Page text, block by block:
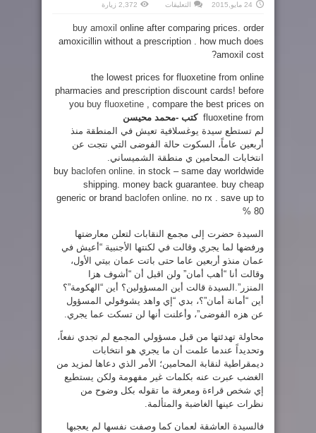
24 مايو,2015
التعليقات
بعيون
مغلقة
2,372 زيارة
buy amoxil online after comparing prices. order
amoxicillin without a prescription . how much does
amoxil cost?
the lowest prices for fluoxetine from online
pharmacies and prescription discount cards! before
you buy fluoxetine , compare the best prices on
fluoxetine from كتب -محمد محيسن
لم تستطع سيدة يوغسلافية تعيش في المنطقة منذ
أربعين عاماً، السكوت حالة الفوضى التي نتجت عن
انتخابات المحامين ي منطقة الشميساني.
buy baclofen online. in stock – same day worldwide
shipping. money back guarantee. buy cheap
generic or brand baclofen online. no rx . save up to
80 %
السيدة حضرت إلى مجمع النقابات لتعلن معارضتها
ورفضها لما يجري وقالت في لكنتها الأجنبية “أعيش في
عمان منذو أربعين عاما حتى باتت عمان بيتي الأول،
وقالت أنا “أهب أمان” ولن اقبل أن “أشوف هزا
المنزر”.السيدة قالت أين المسؤولين؟ أين “الهكومة”؟
أين “أمانة أمان”؟، بدي “إي واهد يشوفولي المسؤول
عن هزه الفوضى”، وأعلنت أنها لن تسكت عما يجري.
محاولة تهدئتها من قبل مسؤولي المجمع لم تجدي نفعاً،
وتحديداً عندما علمت أن ما يجري هو انتخابات
ديمقراطية لنقابة المحامين؛ الأمر الذي دعاها لمزيد من
الغضب عبرت عنه بكلمات غير مفهومة ولكن يستطيع
إي شخص قراءة ومعرفة ما تقوله بكل وضوح من
نظرات عينها الغاضبة والمتألمة.
فالسيدة العاشقة لعمان كما وصفت نفسها لم يعجبها